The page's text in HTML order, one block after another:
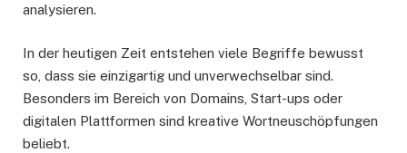
analysieren.
In der heutigen Zeit entstehen viele Begriffe bewusst
so, dass sie einzigartig und unverwechselbar sind.
Besonders im Bereich von Domains, Start-ups oder
digitalen Plattformen sind kreative Wortneuschöpfungen
beliebt.